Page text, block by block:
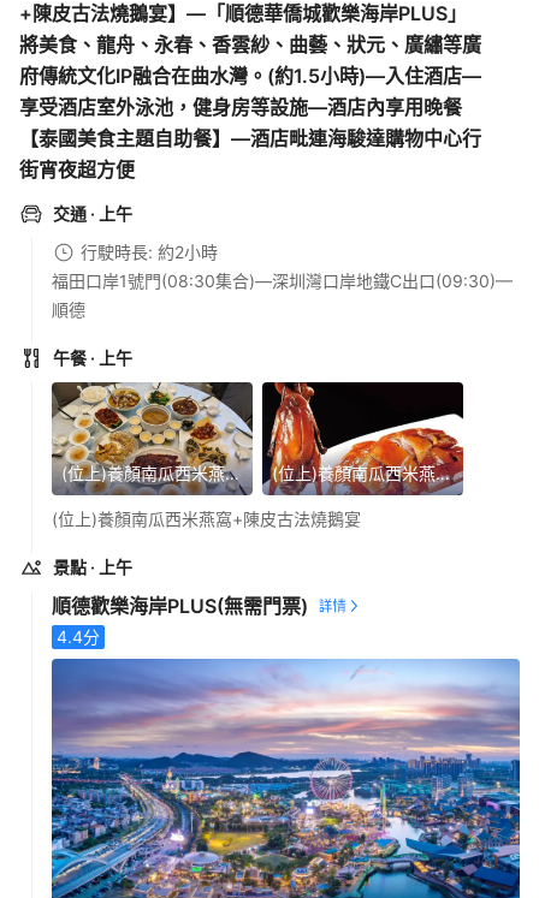
+陳皮古法燒鵝宴】—「順德華僑城歡樂海岸PLUS」
將美食、龍舟、永春、香雲紗、曲藝、狀元、廣繡等廣
府傳統文化IP融合在曲水灣。(約1.5小時)—入住酒店—
享受酒店室外泳池，健身房等設施—酒店內享用晚餐
【泰國美食主題自助餐】—酒店毗連海駿達購物中心行
街宵夜超方便
交通 · 上午
行駛時長: 約2小時
福田口岸1號門(08:30集合)—深圳灣口岸地鐵C出口(09:30)—
順德
午餐 · 上午
(位上)養顏南瓜西米燕窩+陳皮古法燒鵝宴 (位上)養顏南瓜西米燕窩+陳皮古法燒鵝宴
(位上)養顏南瓜西米燕窩+陳皮古法燒鵝宴
景點 · 上午
順德歡樂海岸PLUS(無需門票)
4.4分